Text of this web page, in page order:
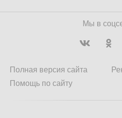
Мы в
Полная версия сайта
Помощь по сайту